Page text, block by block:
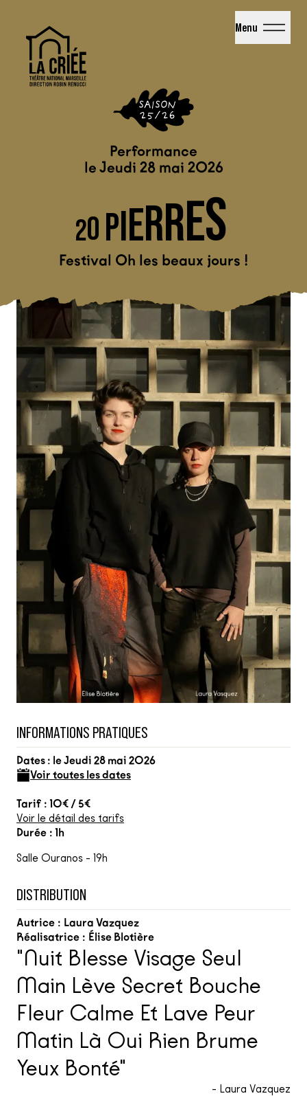
Menu
Performance
le Jeudi 28 mai 2026
20 P ERRES
Festival Oh les beaux jours !
"Nuit Blesse Visage Seul
Main Lève Secret Bouche
Fleur Calme Et Lave Peur
Matin Là Oui Rien Brume
Yeux Bonté"
- Laura Vazquez
INFORMATIONS PRATIQUES
Dates : le Jeudi 28 mai 2026
Voir toutes les dates
Tarif : 10€ / 5€
Voir le détail des tarifs
Durée : 1h
Salle Ouranos - 19h
DISTRIBUTION
Autrice : Laura Vazquez
Réalisatrice : Élise Blotière